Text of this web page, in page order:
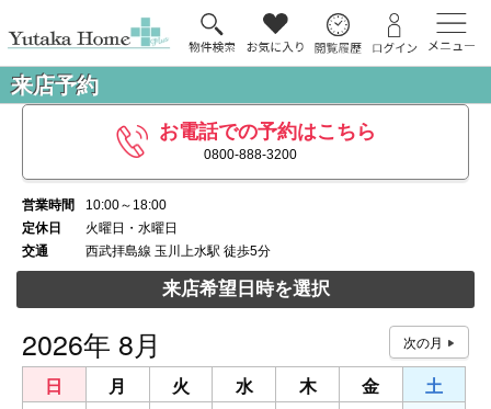
来店予約
お電話での予約はこちら
0800-888-3200
営業時間
10:00～18:00
定休日
火曜日・水曜日
交通
西武拝島線 玉川上水駅 徒歩5分
来店希望日時を選択
2026年 8月
日 月 火 水 木 金
土